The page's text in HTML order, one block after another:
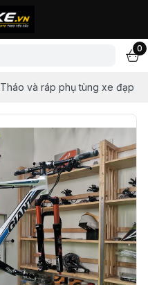
0
Tháo và ráp phụ tùng xe đạp